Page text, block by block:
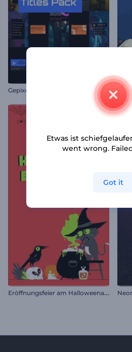
Gepixelte Glitch-Titel Paket
E
röffnungsfeier am Halloweenabend
Etwas ist
went wrong.
Got it